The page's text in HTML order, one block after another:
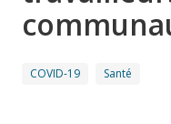
COVID-19 Santé